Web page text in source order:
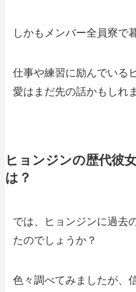
しかもメンバー全員寮で
仕事や練習に励んでいる
愛はまだ先の話かもしれ
ヒョンジンの歴代彼
は？
では、ヒョンジンに過去
たのでしょうか？
色々調べてみましたが、